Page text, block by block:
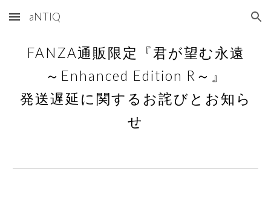
Skip to main content Skip to navigation
aNTIQ
FANZA通販限定『君が望む永遠
～Enhanced Edition R～』
発送遅延に関するお詫びとお知ら
せ